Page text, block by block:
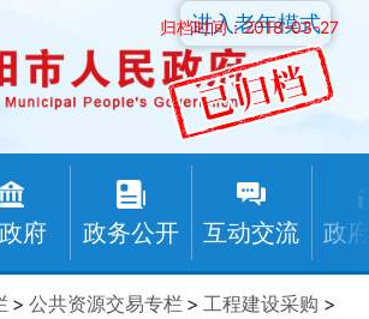
归档时间：2018-03-27
府 政务公开 互动交流 政
进入老年模式
> 公共资源交易专栏 > 工程建设采购 >